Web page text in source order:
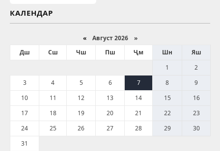
КАЛЕНДАР
«Август 2026 »
Дш
Сш Чш Пш Ҷм Шн
Яш
1
2
3
4 5 6 7 8
9
10
11 12 13 14 15
16
17
18 19 20 21 22
23
24
25 26 27 28 29
30
31